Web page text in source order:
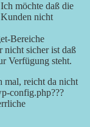
möchte daß die
nicht
Bereiche
nicht sicher ist daß
Verfügung steht.
mal, reicht da nicht
config.php???